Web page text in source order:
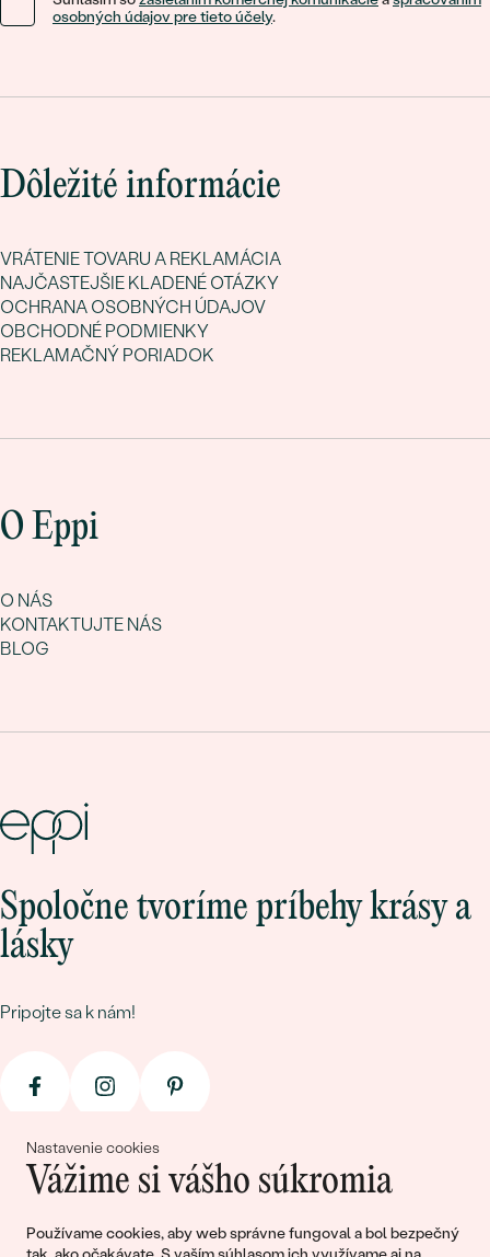
Nastavenie cookies
Vážime si vášho súkromia
Používame cookies, aby web správne fungoval a bol bezpečný
osobných údajov pre tieto účely.
Dôležité informácie
VRÁTENIE TOVARU A REKLAMÁCIA
NAJČASTEJŠIE KLADENÉ OTÁZKY
OCHRANA OSOBNÝCH ÚDAJOV
OBCHODNÉ PODMIENKY
REKLAMAČNÝ PORIADOK
O Eppi
O NÁS
KONTAKTUJTE NÁS
BLOG
Spoločne tvoríme príbehy krásy a
lásky
Pripojte sa k nám!
© 2011 - 2026, Eppi.sk